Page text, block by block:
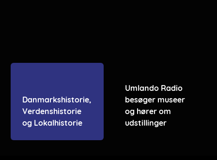
Danmarkshistorie,
Verdenshistorie
og Lokalhistorie
Umlando Radio
besøger museer
og hører om
udstillinger